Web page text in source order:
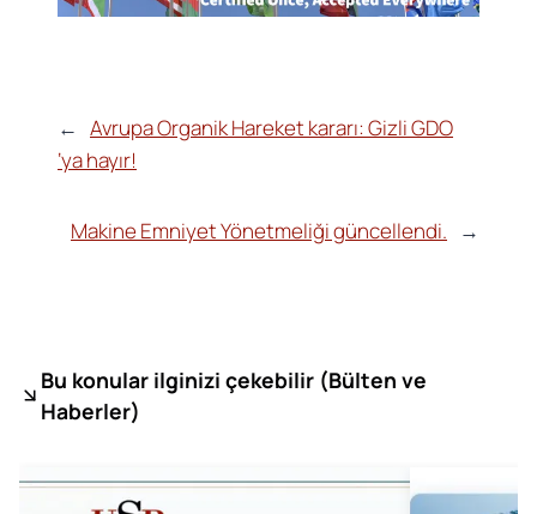
← Avrupa Organik Hareket kararı: Gizli GDO
‘ya hayır!
Makine Emniyet Yönetmeliği güncellendi. →
Bu konular ilginizi çekebilir (Bülten ve
Haberler)